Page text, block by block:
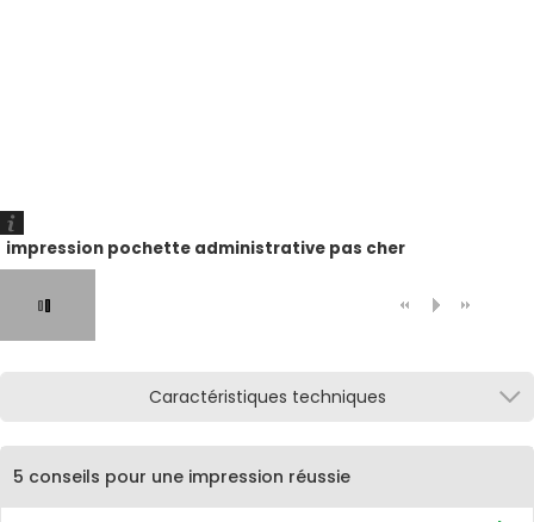
impression pochette administrative pas cher
Caractéristiques techniques
5 conseils pour une impression réussie